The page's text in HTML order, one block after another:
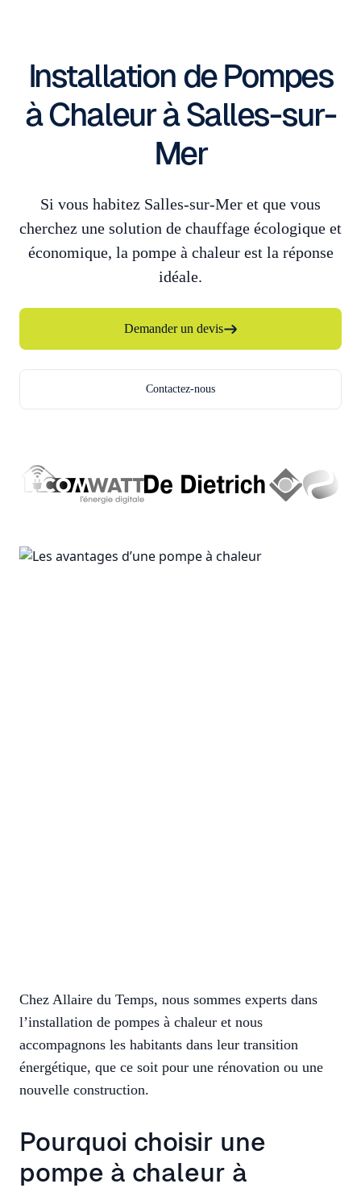
Installation de Pompes
à Chaleur à Salles-sur-
Mer
Si vous habitez Salles-sur-Mer et que vous
cherchez une solution de chauffage écologique et
économique, la pompe à chaleur est la réponse
idéale.
Demander un devis
Contactez-nous
Chez Allaire du Temps, nous sommes experts dans
l’installation de pompes à chaleur et nous
accompagnons les habitants dans leur transition
énergétique, que ce soit pour une rénovation ou une
nouvelle construction.
Pourquoi choisir une
pompe à chaleur à